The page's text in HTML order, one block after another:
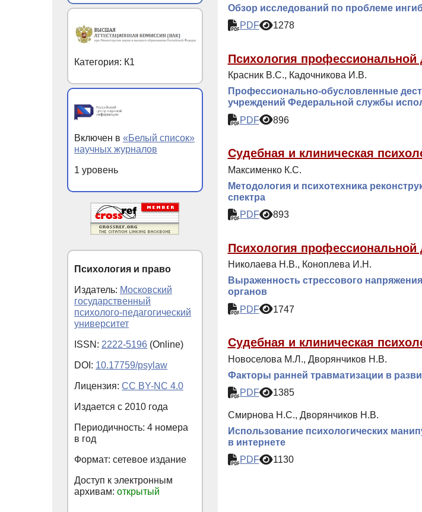
Обзор исследований по проблеме
PDF
1278
Психология профессиональной
Красник В.С., Кадочникова И.В.
Профессионально-обусловленные
учреждений Федеральной службы
PDF
896
Судебная и клиническая
Максименко К.С.
Методология и психотехника
спектра
PDF
893
Психология профессиональной
Николаева Н.В., Коноплева И.Н.
Выраженность стрессового
органов
PDF
1747
Судебная и клиническая
Новоселова М.Л., Дворянчиков Н.В.
Факторы ранней травматизации в
PDF
1385
Смирнова Н.С., Дворянчиков Н.В.
Использование психологических
в интернете
PDF
1130
Категория: К1
Включен в «Белый список»
научных журналов
1 уровень
Психология и право
Издатель: Московский
государственный
психолого-педагогический
университет
ISSN: 2222-5196 (Online)
DOI: 10.17759/psylaw
Лицензия: CC BY-NC 4.0
Издается с 2010 года
Периодичность: 4 номера
в год
Формат: сетевое издание
Доступ к электронным
архивам: открытый